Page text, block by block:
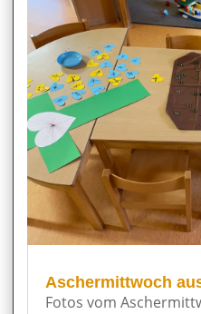
Aschermittwoch
Fotos vom